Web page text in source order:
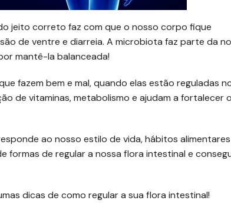
jeito correto faz com que o nosso corpo fique
de ventre e diarreia. A microbiota faz parte da
mantê-la balanceada!
fazem bem e mal, quando elas estão reguladas
de vitaminas, metabolismo e ajudam a fortalecer o
ao nosso estilo de vida, hábitos
formas de regular a nossa flora intestinal e
dicas de como regular a sua flora intestinal!